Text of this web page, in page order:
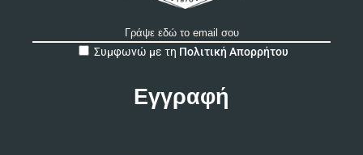
Συμφωνώ με τη Πολιτική Απορρήτου